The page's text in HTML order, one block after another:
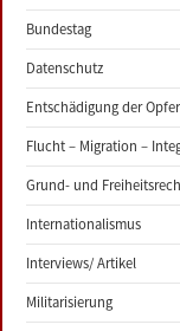
Bundestag
Datenschutz
Entschädigung der
Flucht – Migration –
Grund- und
Internationalismus
Interviews/ Artikel
Militarisierung